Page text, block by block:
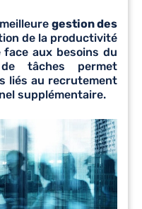
gestion des
de la productivité
aux besoins du
tâches permet
liés au recrutement
supplémentaire.